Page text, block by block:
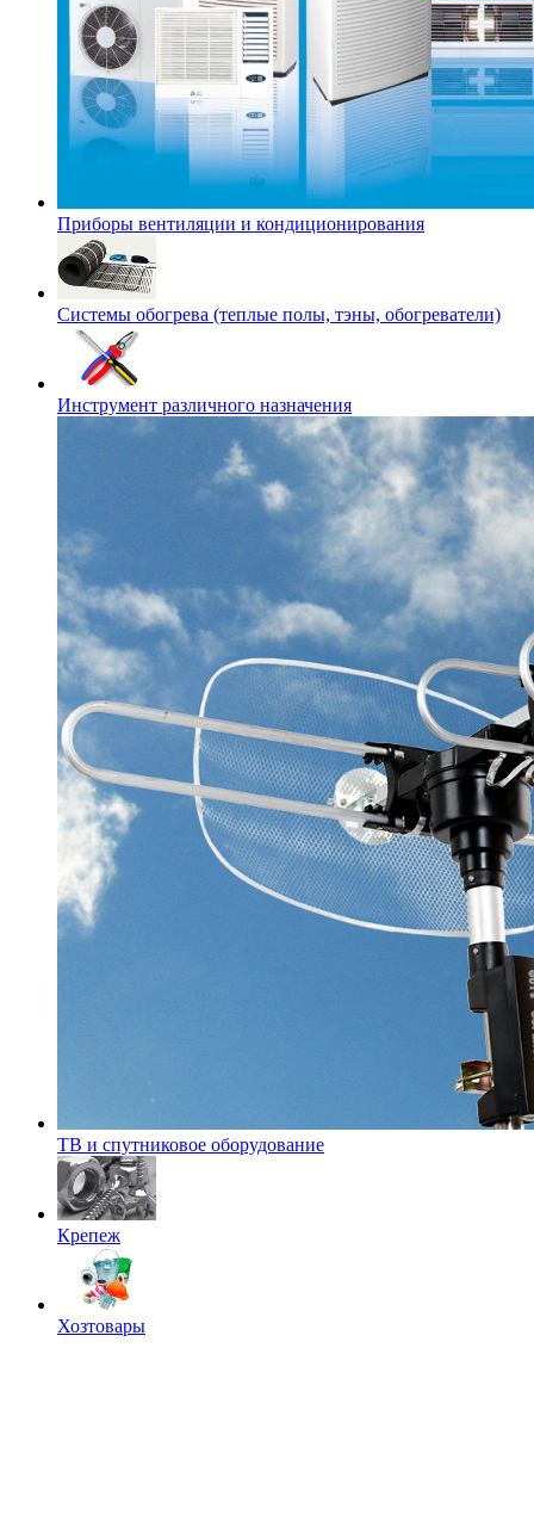
Приборы вентиляции и кондиционирования
Системы обогрева (теплые полы, тэны, обогреватели)
Инструмент различного назначения
ТВ и спутниковое оборудование
Крепеж
Хозтовары